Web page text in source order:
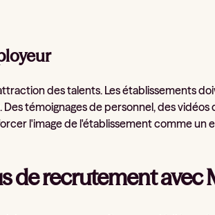
des talents. Les établissements
Des témoignages de personnel, des
l'image de l'établissement comme un
de recrutement avec